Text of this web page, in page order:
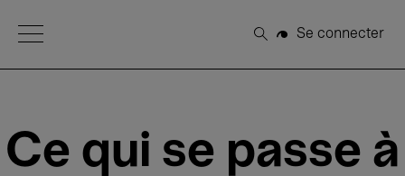
Open Menu
Rechercher
Se connecter
Ce qui se passe à